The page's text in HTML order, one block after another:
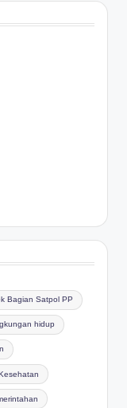
Bagian Satpol PP
hidup